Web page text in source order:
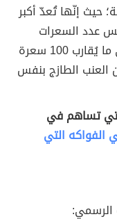
حيث إنّها تُعدّ أكبر
عدد السعرات
الحرارية؛ أي أنّ ربع كوب يحتوي على ما يُقارب 100 سعرة
العنب الطازج بنفس
تساهم في
الفواكه التي
الرسمي: